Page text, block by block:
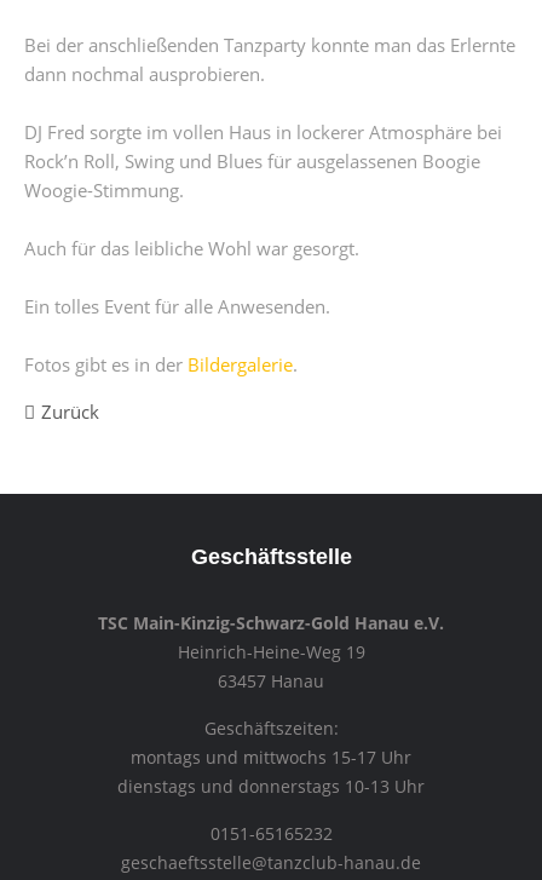
Bei der anschließenden Tanzparty konnte man das Erlernte
dann nochmal ausprobieren.
DJ Fred sorgte im vollen Haus in lockerer Atmosphäre bei
Rock’n Roll, Swing und Blues für ausgelassenen Boogie
Woogie-Stimmung.
Auch für das leibliche Wohl war gesorgt.
Ein tolles Event für alle Anwesenden.
Fotos gibt es in der Bildergalerie.
Zurück
Geschäftsstelle
TSC Main-Kinzig-Schwarz-Gold Hanau e.V.
Heinrich-Heine-Weg 19
63457 Hanau
Geschäftszeiten:
montags und mittwochs 15-17 Uhr
dienstags und donnerstags 10-13 Uhr
0151-65165232
geschaeftsstelle@tanzclub-hanau.de